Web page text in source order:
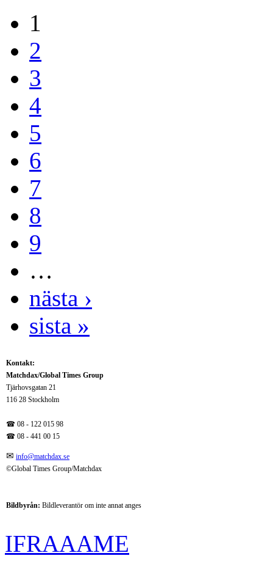
1
2
3
4
5
6
7
8
9
…
nästa ›
sista »
Kontakt:
Matchdax/Global Times Group
Tjärhovsgatan 21
116 28 Stockholm
☎ 08 - 122 015 98
☎ 08 - 441 00 15
✉ info@matchdax.se
©Global Times Group/Matchdax
Bildbyrån: Bildleverantör om inte annat anges
IFRAAAME